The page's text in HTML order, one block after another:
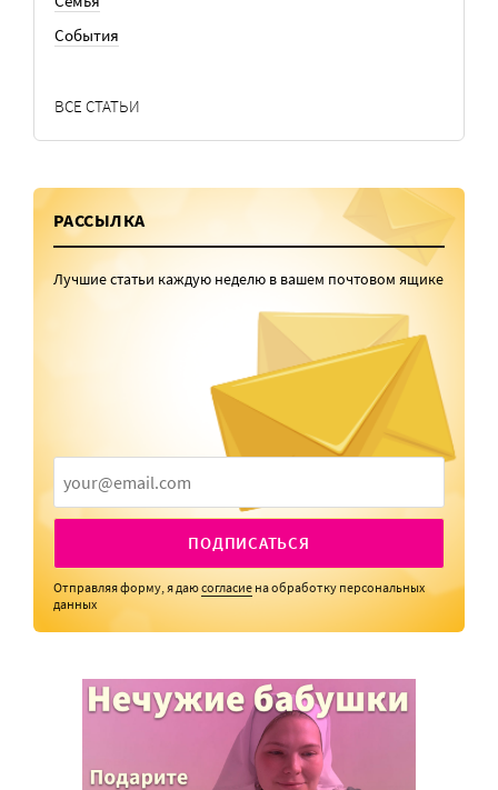
События
ВСЕ СТАТЬИ
РАССЫЛКА
Лучшие статьи каждую неделю в вашем почтовом ящике
ПОДПИСАТЬСЯ
Отправляя форму, я даюсогласие на обработку персональных
данных